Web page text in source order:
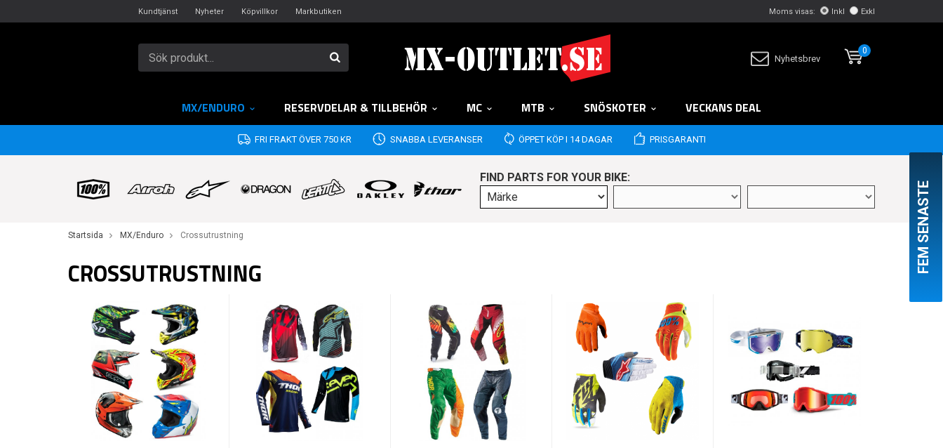
Kundtjänst Nyheter Köpvillkor Markbutiken Moms visas: Inkl Exkl
Nyhetsbrev
0
MX/ENDURO RESERVDELAR & TILLBEHÖR MC MTB SNÖSKOTER VECKANS DEAL
FRI FRAKT ÖVER 750 KR SNABBA LEVERANSER ÖPPET KÖP I 14 DAGAR PRISGARANTI
FIND PARTS FOR YOUR BIKE:
Startsida MX/Enduro Crossutrustning
CROSSUTRUSTNING FEM SENASTE